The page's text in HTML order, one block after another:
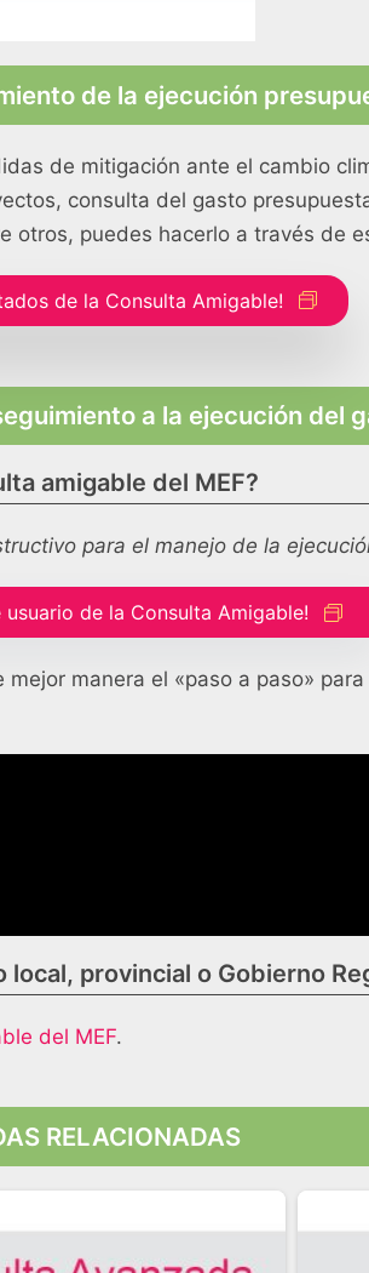
de la ejecución
de mitigación ante el cambio
consulta del gasto
otros, puedes hacerlo a través de
de la Consulta Amigable!
a la ejecución del
amigable del MEF?
para el manejo de la
de la Consulta Amigable!
manera el «paso a paso»
provincial o Gobierno
del MEF.
RELACIONADAS